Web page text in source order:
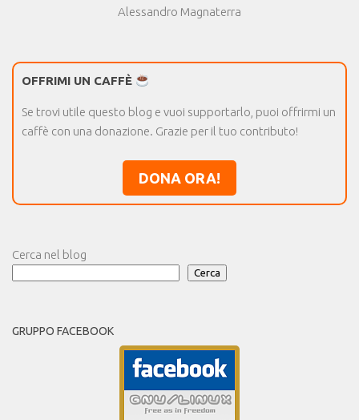
Alessandro Magnaterra
OFFRIMI UN CAFFÈ
Se trovi utile questo blog e vuoi supportarlo, puoi offrirmi un
caffè con una donazione. Grazie per il tuo contributo!
DONA ORA!
Cerca nel blog
Cerca
GRUPPO FACEBOOK